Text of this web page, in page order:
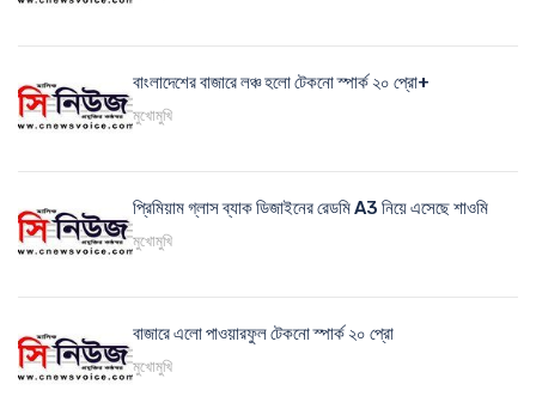
বাংলাদেশের বাজারে লঞ্চ হলো টেকনো স্পার্ক ২০ প্রো+
মুখোমুখি
প্রিমিয়াম গ্লাস ব্যাক ডিজাইনের রেডমি A3 নিয়ে এসেছে শাওমি
মুখোমুখি
বাজারে এলো পাওয়ারফুল টেকনো স্পার্ক ২০ প্রো
মুখোমুখি